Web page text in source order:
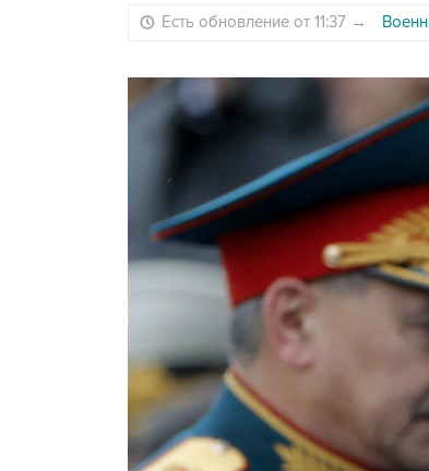
Есть обновление от 11:37 →